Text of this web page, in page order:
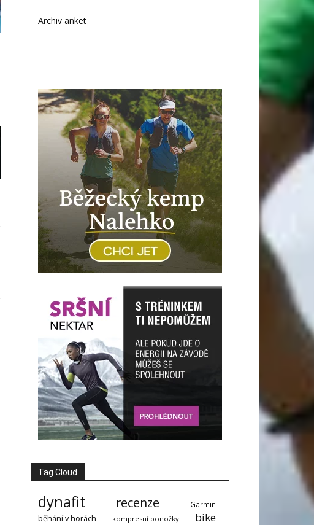
Archiv anket
Tag Cloud
dynafit recenze Garmin
běhání v horách kompresní ponožky bike